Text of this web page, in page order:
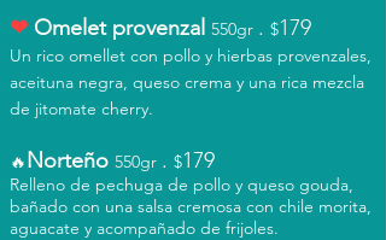
❤ Omelet provenzal 550gr . $179
Un rico omellet con pollo y hierbas provenzales,
aceituna negra, queso crema y una rica mezcla
de jitomate cherry.
🔥 Norteño 550gr . $179
Relleno de pechuga de pollo y queso gouda,
bañado con una salsa cremosa con chile morita,
aguacate y acompañado de frijoles.